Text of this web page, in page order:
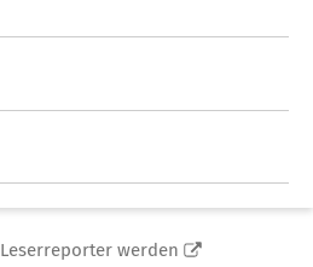
Leserreporter werden